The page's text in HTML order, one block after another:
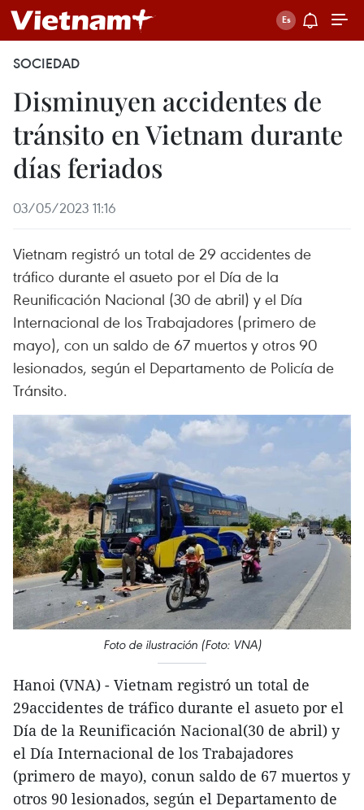
SOCIEDAD
Disminuyen accidentes de
tránsito en Vietnam durante
días feriados
03/05/2023 11:16
Vietnam registró un total de 29 accidentes de
tráfico durante el asueto por el Día de la
Reunificación Nacional (30 de abril) y el Día
Internacional de los Trabajadores (primero de
mayo), con un saldo de 67 muertos y otros 90
lesionados, según el Departamento de Policía de
Tránsito.
Foto de ilustración (Foto: VNA)
Hanoi (VNA) - Vietnam registró un total de
29accidentes de tráfico durante el asueto por el
Día de la Reunificación Nacional(30 de abril) y
el Día Internacional de los Trabajadores
(primero de mayo), conun saldo de 67 muertos y
otros 90 lesionados, según el Departamento de